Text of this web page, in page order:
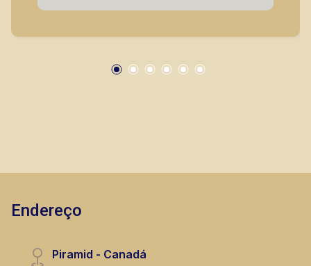
serviço; - Jardim com gramado; - Corredores
cobertas com portão eletrônico; Casa
condicionados, ventiladores, iluminação em led
lançamentos da cidade de Ribeirão Preto.
Endereço
Piramid - Canadá